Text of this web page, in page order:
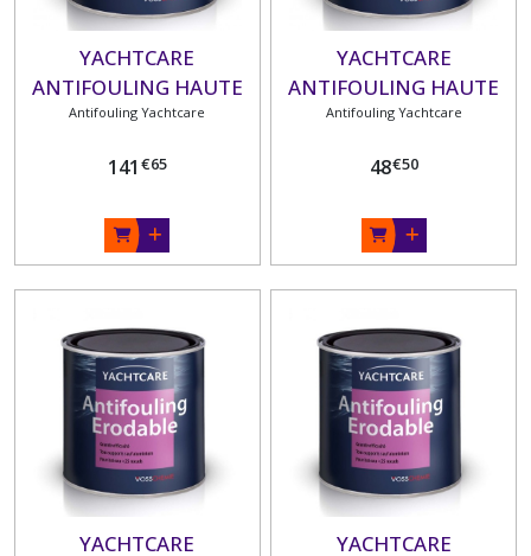
YACHTCARE
ANTIFOULING HAUTE
PERFORMANCE
Antifouling Yachtcare
141 €65
YACHTCARE
ANTIFOULING HAUTE
PERFORMANCE
Antifouling Yachtcare
48€50
YACHTCARE
YACHTCARE